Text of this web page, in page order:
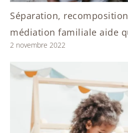
Séparation,
médiation familiale aide
2 novembre 2022